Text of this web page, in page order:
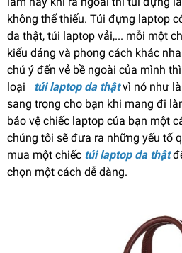
không thể thiếu. Túi đựng laptop
da thật, túi laptop vải,... mỗi một
kiểu dáng và phong cách khác
chú ý đến vẻ bề ngoài của mình
loại túi laptop da thậtvì nó như
sang trọng cho bạn khi mang đi
bảo vệ chiếc laptop của bạn một
chúng tôi sẽ đưa ra những yếu tố
mua một chiếc túi laptop da thật
chọn một cách dễ dàng.